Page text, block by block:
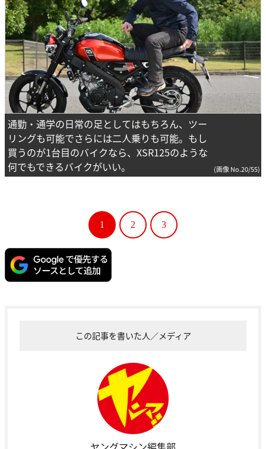
通勤・通学の日常の足としてはもちろん、ツー
リングも可能でさらには二人乗りも可能。もし
買うのが1台目のバイクなら、XSR125のような
何でもできるバイクがいい。
(画像 No.20/55)
1 2 3
この記事を書いた人／メディア